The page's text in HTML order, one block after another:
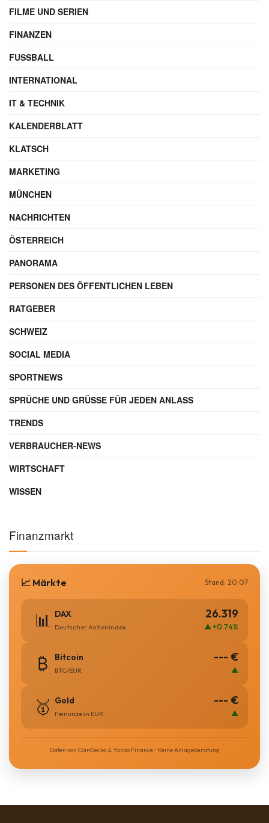
FILME UND SERIEN
FINANZEN
FUSSBALL
INTERNATIONAL
IT & TECHNIK
KALENDERBLATT
KLATSCH
MARKETING
MÜNCHEN
NACHRICHTEN
ÖSTERREICH
PANORAMA
PERSONEN DES ÖFFENTLICHEN LEBEN
RATGEBER
SCHWEIZ
SOCIAL MEDIA
SPORTNEWS
SPRÜCHE UND GRÜSSE FÜR JEDEN ANLASS
TRENDS
VERBRAUCHER-NEWS
WIRTSCHAFT
WISSEN
Finanzmarkt
📈 Märkte Stand: 20:07
📊 DAX
Deutscher Aktienindex
26.319
▲ +0.74%
₿ Bitcoin
BTC/EUR
--- €
▲
🥇 Gold
Feinunze in EUR
--- €
▲
Daten von CoinGecko & Yahoo Finance • Keine Anlageberatung